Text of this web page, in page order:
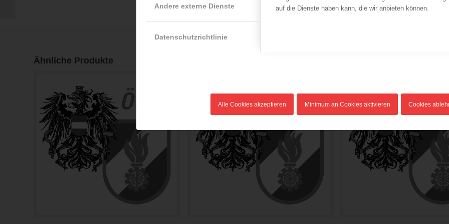
Andere externe Dienste
Datenschutzrichtlinie
auf die Dienste haben kann, die wir anbieten können.
Alle Cookies akzeptieren Minimum an Cookies aktivieren Cookies
Ähnliche Produkte